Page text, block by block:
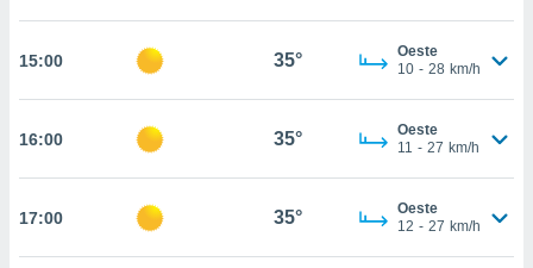
coste.
botón
a la
todas
ya sean
CONTINUAR
15:00 35°
Oeste
10 - 28 km/h
16:00 35°
Oeste
11 - 27 km/h
17:00 35°
Oeste
12 - 27 km/h